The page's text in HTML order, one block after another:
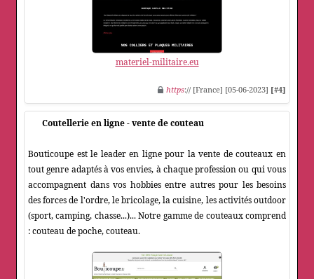
materiel-militaire.eu
https:// [France] [05-06-2023] [#4]
Coutellerie en ligne - vente de couteau
Bouticoupe est le leader en ligne pour la vente de couteaux en
tout genre adaptés à vos envies, à chaque profession ou qui vous
accompagnent dans vos hobbies entre autres pour les besoins
des forces de l'ordre, le bricolage, la cuisine, les activités outdoor
(sport, camping, chasse...)... Notre gamme de couteaux comprend
: couteau de poche, couteau.